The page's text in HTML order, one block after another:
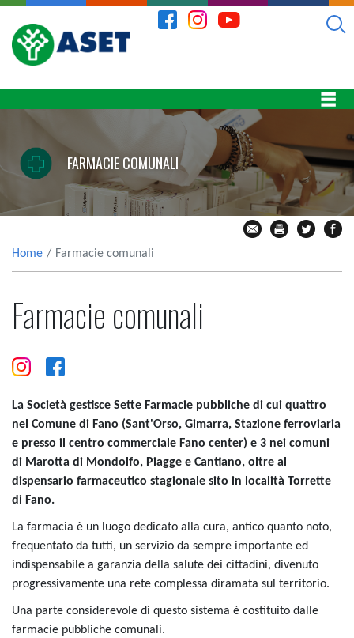
FARMACIE COMUNALI
Home Farmacie comunali
Farmacie comunali
La Società gestisce Sette Farmacie pubbliche di cui quattro
nel Comune di Fano (Sant'Orso, Gimarra, Stazione ferroviaria
e presso il centro commerciale Fano center) e 3 nei comuni
di Marotta di Mondolfo, Piagge e Cantiano, oltre al
dispensario farmaceutico stagionale sito in località Torrette
di Fano.
La farmacia è un luogo dedicato alla cura, antico quanto noto,
frequentato da tutti, un servizio da sempre importante ed
indispensabile a garanzia della salute dei cittadini, divenuto
progressivamente una rete complessa diramata sul territorio.
Una parte considerevole di questo sistema è costituito dalle
farmacie pubbliche comunali.